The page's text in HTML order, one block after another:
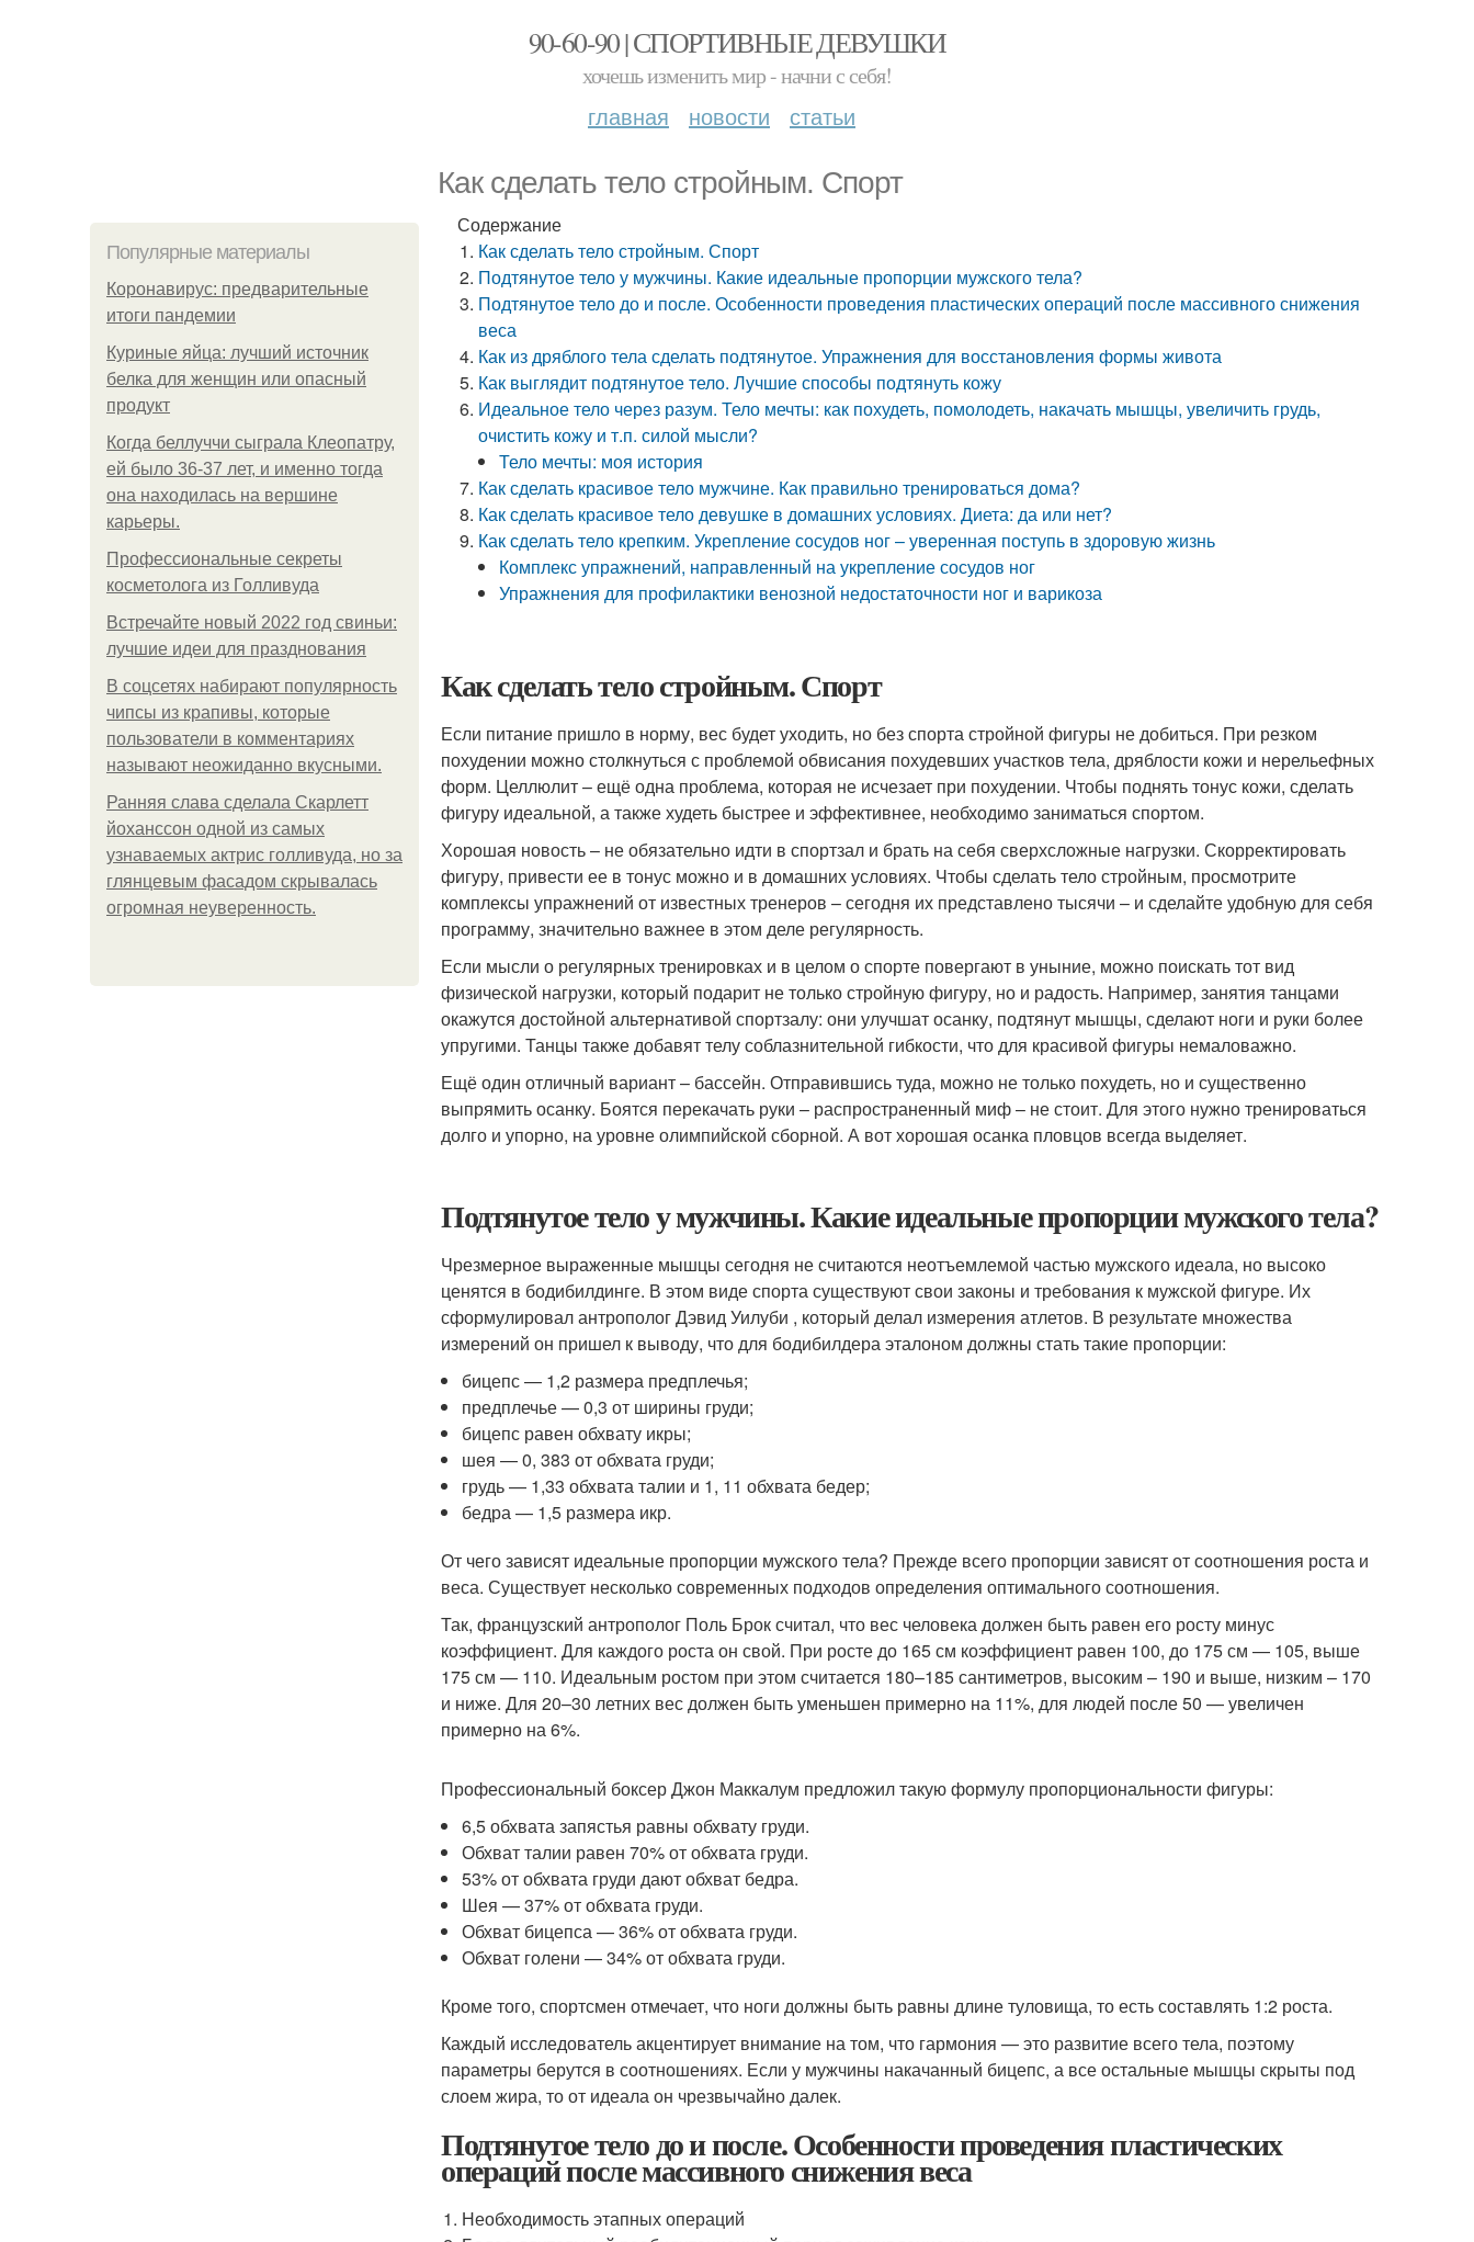
90-60-90 | СПОРТИВНЫЕ ДЕВУШКИ
хочешь изменить мир - начни с себя!
главная новости статьи
Как сделать тело стройным. Спорт
Популярные материалы
Коронавирус: предварительные
итоги пандемии
Куриные яйца: лучший источник
белка для женщин или опасный
продукт
Когда беллуччи сыграла Клеопатру,
ей было 36-37 лет, и именно тогда
она находилась на вершине
карьеры.
Профессиональные секреты
косметолога из Голливуда
Встречайте новый 2022 год свиньи:
лучшие идеи для празднования
В соцсетях набирают популярность
чипсы из крапивы, которые
пользователи в комментариях
называют неожиданно вкусными.
Ранняя слава сделала Скарлетт
йоханссон одной из самых
узнаваемых актрис голливуда, но за
глянцевым фасадом скрывалась
огромная неуверенность.
Содержание
Как сделать тело стройным. Спорт
Подтянутое тело у мужчины. Какие идеальные пропорции мужского тела?
Подтянутое тело до и после. Особенности проведения пластических операций после массивного снижения
веса
Как из дряблого тела сделать подтянутое. Упражнения для восстановления формы живота
Как выглядит подтянутое тело. Лучшие способы подтянуть кожу
Идеальное тело через разум. Тело мечты: как похудеть, помолодеть, накачать мышцы, увеличить грудь,
очистить кожу и т.п. силой мысли?
Тело мечты: моя история
Как сделать красивое тело мужчине. Как правильно тренироваться дома?
Как сделать красивое тело девушке в домашних условиях. Диета: да или нет?
Как сделать тело крепким. Укрепление сосудов ног – уверенная поступь в здоровую жизнь
Комплекс упражнений, направленный на укрепление сосудов ног
Упражнения для профилактики венозной недостаточности ног и варикоза
Как сделать тело стройным. Спорт
Если питание пришло в норму, вес будет уходить, но без спорта стройной фигуры не добиться. При резком
похудении можно столкнуться с проблемой обвисания похудевших участков тела, дряблости кожи и нерельефных
форм. Целлюлит – ещё одна проблема, которая не исчезает при похудении. Чтобы поднять тонус кожи, сделать
фигуру идеальной, а также худеть быстрее и эффективнее, необходимо заниматься спортом.
Хорошая новость – не обязательно идти в спортзал и брать на себя сверхсложные нагрузки. Скорректировать
фигуру, привести ее в тонус можно и в домашних условиях. Чтобы сделать тело стройным, просмотрите
комплексы упражнений от известных тренеров – сегодня их представлено тысячи – и сделайте удобную для себя
программу, значительно важнее в этом деле регулярность.
Если мысли о регулярных тренировках и в целом о спорте повергают в уныние, можно поискать тот вид
физической нагрузки, который подарит не только стройную фигуру, но и радость. Например, занятия танцами
окажутся достойной альтернативой спортзалу: они улучшат осанку, подтянут мышцы, сделают ноги и руки более
упругими. Танцы также добавят телу соблазнительной гибкости, что для красивой фигуры немаловажно.
Ещё один отличный вариант – бассейн. Отправившись туда, можно не только похудеть, но и существенно
выпрямить осанку. Боятся перекачать руки – распространенный миф – не стоит. Для этого нужно тренироваться
долго и упорно, на уровне олимпийской сборной. А вот хорошая осанка пловцов всегда выделяет.
Подтянутое тело у мужчины. Какие идеальные пропорции мужского тела?
Чрезмерное выраженные мышцы сегодня не считаются неотъемлемой частью мужского идеала, но высоко
ценятся в бодибилдинге. В этом виде спорта существуют свои законы и требования к мужской фигуре. Их
сформулировал антрополог Дэвид Уилуби , который делал измерения атлетов. В результате множества
измерений он пришел к выводу, что для бодибилдера эталоном должны стать такие пропорции:
бицепс — 1,2 размера предплечья;
предплечье — 0,3 от ширины груди;
бицепс равен обхвату икры;
шея — 0, 383 от обхвата груди;
грудь — 1,33 обхвата талии и 1, 11 обхвата бедер;
бедра — 1,5 размера икр.
От чего зависят идеальные пропорции мужского тела? Прежде всего пропорции зависят от соотношения роста и
веса. Существует несколько современных подходов определения оптимального соотношения.
Так, французский антрополог Поль Брок считал, что вес человека должен быть равен его росту минус
коэффициент. Для каждого роста он свой. При росте до 165 см коэффициент равен 100, до 175 см — 105, выше
175 см — 110. Идеальным ростом при этом считается 180–185 сантиметров, высоким – 190 и выше, низким – 170
и ниже. Для 20–30 летних вес должен быть уменьшен примерно на 11%, для людей после 50 — увеличен
примерно на 6%.
Профессиональный боксер Джон Маккалум предложил такую формулу пропорциональности фигуры:
6,5 обхвата запястья равны обхвату груди.
Обхват талии равен 70% от обхвата груди.
53% от обхвата груди дают обхват бедра.
Шея — 37% от обхвата груди.
Обхват бицепса — 36% от обхвата груди.
Обхват голени — 34% от обхвата груди.
Кроме того, спортсмен отмечает, что ноги должны быть равны длине туловища, то есть составлять 1:2 роста.
Каждый исследователь акцентирует внимание на том, что гармония — это развитие всего тела, поэтому
параметры берутся в соотношениях. Если у мужчины накачанный бицепс, а все остальные мышцы скрыты под
слоем жира, то от идеала он чрезвычайно далек.
Подтянутое тело до и после. Особенности проведения пластических
операций после массивного снижения веса
Необходимость этапных операций